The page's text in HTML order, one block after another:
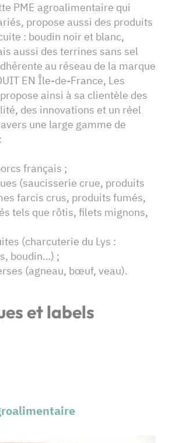
PME agroalimentaire qui
propose aussi des produits
: boudin noir et blanc,
aussi des terrines sans sel
au réseau de la marque
EN Île-de-France, Les
ainsi à sa clientèle des
des innovations et un réel
une large gamme de
français ;
(saucisserie crue, produits
farcis crus, produits fumés,
tels que rôtis, filets mignons,
(charcuterie du Lys :
boudin…) ;
(agneau, bœuf, veau).
et labels